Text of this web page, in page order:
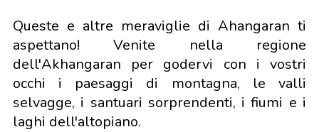
Queste e altre meraviglie di Ahangaran ti
aspettano! Venite nella regione
dell'Akhangaran per godervi con i vostri
occhi i paesaggi di montagna, le valli
selvagge, i santuari sorprendenti, i fiumi e i
laghi dell'altopiano.